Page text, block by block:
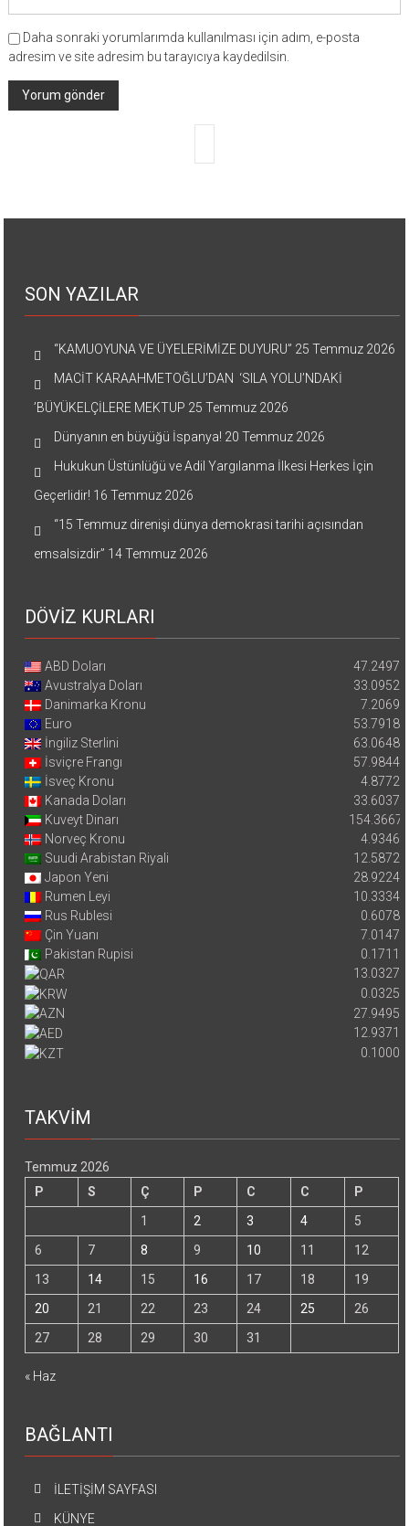
Daha sonraki yorumlarımda kullanılması için adım, e-posta
adresim ve site adresim bu tarayıcıya kaydedilsin.
SON YAZILAR
“KAMUOYUNA VE ÜYELERİMİZE DUYURU” 25 Temmuz 2026
MACİT KARAAHMETOĞLU’DAN ‘SILA YOLU’NDAKİ
’BÜYÜKELÇİLERE MEKTUP 25 Temmuz 2026
Dünyanın en büyüğü İspanya! 20 Temmuz 2026
Hukukun Üstünlüğü ve Adil Yargılanma İlkesi Herkes İçin
Geçerlidir! 16 Temmuz 2026
“15 Temmuz direnişi dünya demokrasi tarihi açısından
emsalsizdir” 14 Temmuz 2026
DÖVİZ KURLARI
ABD Doları
47.2497
Avustralya Doları
33.0952
Danimarka Kronu
7.2069
Euro
53.7918
İngiliz Sterlini
63.0648
İsviçre Frangı
57.9844
İsveç Kronu
4.8772
Kanada Doları
33.6037
Kuveyt Dinarı
154.3667
Norveç Kronu
4.9346
Suudi Arabistan Riyali
12.5872
Japon Yeni
28.9224
Rumen Leyi
10.3334
Rus Rublesi
0.6078
Çin Yuanı
7.0147
Pakistan Rupisi
0.1711
13.0327
0.0325
27.9495
12.9371
0.1000
TAKVİM
Temmuz 2026
P
S Ç P C C
P
1
2 3 4
5
6
7 8 9 10 11
12
13
14 15 16 17 18
19
20
21 22 23 24 25
26
27
28 29 30 31
« Haz
BAĞLANTI
İLETİŞİM SAYFASI
KÜNYE